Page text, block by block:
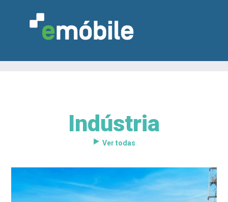
MARCENARIA
DESIGN & DECORAÇÃO
NOTÍCIAS
Indústria
Ver todas